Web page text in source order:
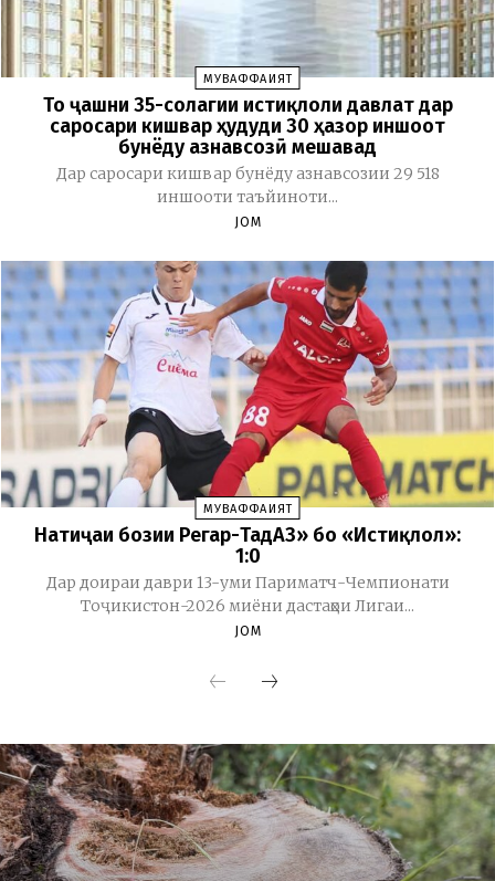
МУВАФФАҚИЯТ
То ҷашни 35-солагии истиқлоли давлат дар
саросари кишвар ҳудуди 30 ҳазор иншоот
бунёду азнавсозӣ мешавад
Дар саросари кишвар бунёду азнавсозии 29 518
иншооти таъйиноти...
JOM
МУВАФФАҚИЯТ
Натиҷаи бозии Регар-ТадАЗ» бо «Истиқлол»:
1:0
Дар доираи даври 13-уми Париматч-Чемпионати
Тоҷикистон-2026 миёни дастаҳои Лигаи...
JOM